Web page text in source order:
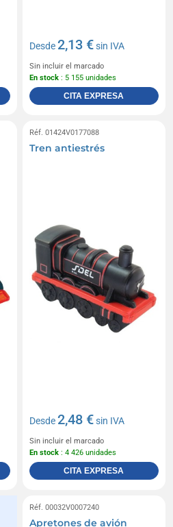
Desde2,13 €sin IVA
Sin incluir el marcado
En stock : 5 155 unidades
CITA EXPRESA
Réf. 01424V0177088
Tren antiestrés
Desde2,48 €sin IVA
Sin incluir el marcado
En stock : 4 426 unidades
CITA EXPRESA
Réf. 00032V0007240
Apretones de avión